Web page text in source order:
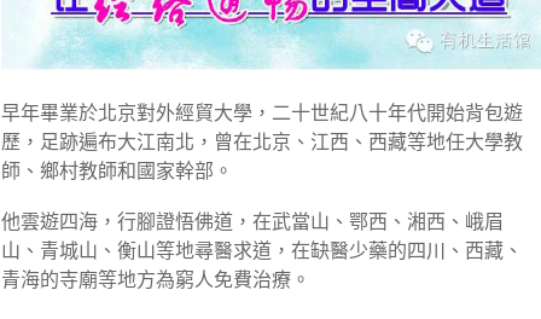
早年畢業於北京對外經貿大學，二十世紀八十年代開始背包遊
歷，足跡遍布大江南北，曾在北京、江西、西藏等地任大學教
師、鄉村教師和國家幹部。
他雲遊四海，行腳證悟佛道，在武當山、鄂西、湘西、峨眉
山、青城山、衡山等地尋醫求道，在缺醫少藥的四川、西藏、
青海的寺廟等地方為窮人免費治療。